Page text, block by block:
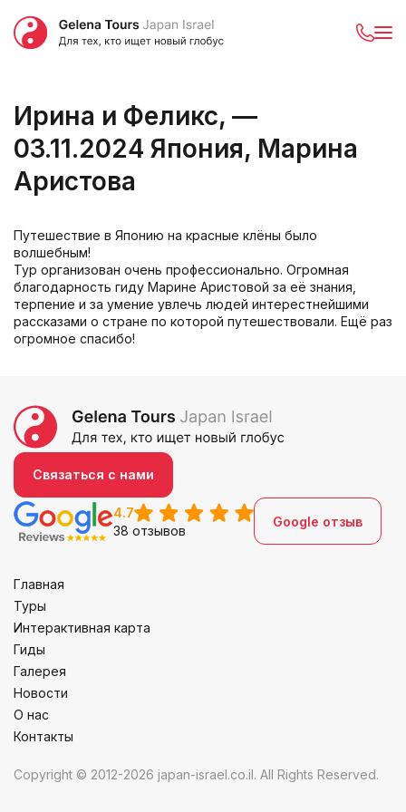
Ирина и Феликс, —
03.11.2024 Япония, Марина
Аристова
Путешествие в Японию на красные клёны было
волшебным!
Тур организован очень профессионально. Огромная
благодарность гиду Марине Аристовой за её знания,
терпение и за умение увлечь людей интерестнейшими
рассказами о стране по которой путешествовали. Ещё раз
огромное спасибо!
Связаться с нами
4.7
38 отзывов
Google отзыв
Главная
Туры
Интерактивная карта
Гиды
Галерея
Новости
О нас
Контакты
Copyright © 2012-2026 japan-israel.co.il. All Rights Reserved.